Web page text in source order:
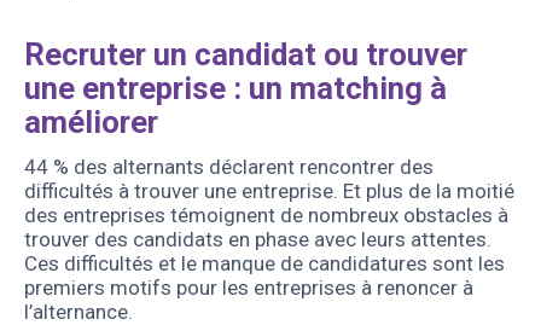
Recruter un candidat ou trouver
une entreprise : un matching à
améliorer
44 % des alternants déclarent rencontrer des
difficultés à trouver une entreprise. Et plus de la moitié
des entreprises témoignent de nombreux obstacles à
trouver des candidats en phase avec leurs attentes.
Ces difficultés et le manque de candidatures sont les
premiers motifs pour les entreprises à renoncer à
l’alternance.